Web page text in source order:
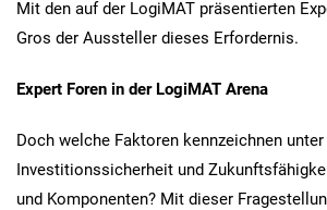
Mit den auf der LogiMAT präsentierten
Gros der Aussteller dieses Erfordernis.
Expert Foren in der LogiMAT Arena
Doch welche Faktoren kennzeichnen
Investitionssicherheit und
und Komponenten? Mit dieser